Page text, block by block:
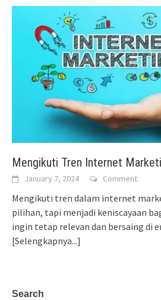
Mengikuti Tren Internet
January 7, 2024 Comment
Mengikuti tren dalam internet
pilihan, tapi menjadi keniscayaan
ingin tetap relevan dan bersaing di
[Selengkapnya...]
Search